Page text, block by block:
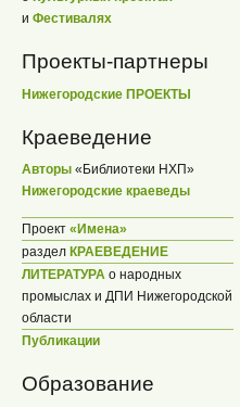
и Фестивалях
Проекты-партнеры
Нижегородские ПРОЕКТЫ
Краеведение
Авторы «Библиотеки НХП»
Нижегородские краеведы
Проект «Имена»
раздел КРАЕВЕДЕНИЕ
ЛИТЕРАТУРА о народных
промыслах и ДПИ Нижегородской
области
Публикации
Образование